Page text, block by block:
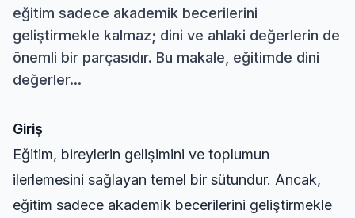
eğitim sadece akademik becerilerini
geliştirmekle kalmaz; dini ve ahlaki değerlerin de
önemli bir parçasıdır. Bu makale, eğitimde dini
değerler...
Giriş
Eğitim, bireylerin gelişimini ve toplumun
ilerlemesini sağlayan temel bir sütundur. Ancak,
eğitim sadece akademik becerilerini geliştirmekle